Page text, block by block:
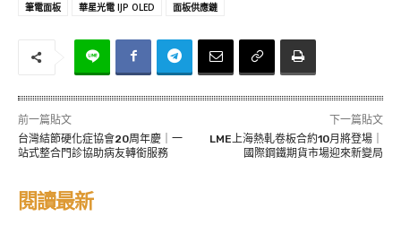
筆電面板
華星光電 IJP OLED 面板供應鏈
前一篇貼文
台灣結節硬化症協會20周年慶｜一
站式整合門診協助病友轉銜服務
下一篇貼文
LME上海熱軋卷板合約10月將登場｜
國際鋼鐵期貨市場迎來新變局
閱讀最新